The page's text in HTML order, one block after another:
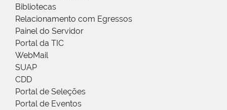
Bibliotecas
Relacionamento com Egressos
Painel do Servidor
Portal da TIC
WebMail
SUAP
CDD
Portal de Seleções
Portal de Eventos